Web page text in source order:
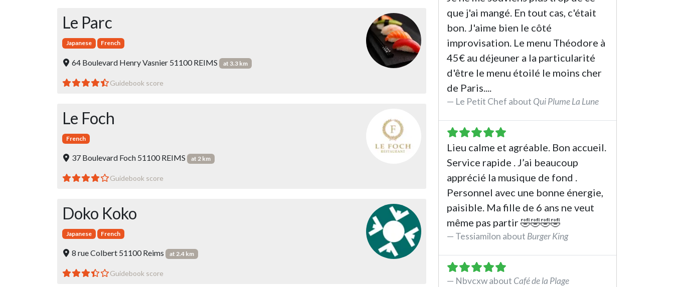
que j'ai mangé. En tout cas, c'était
bon. J'aime bien le côté
improvisation. Le menu Théodore à
45€ au déjeuner a la particularité
d'être le menu étoilé le moins cher
de Paris....
Le Petit Chef about Qui Plume La Lune
See the review
Lieu calme et agréable. Bon accueil.
Service rapide . J’ai beaucoup
apprécié la musique de fond .
Personnel avec une bonne énergie,
paisible. Ma fille de 6 ans ne veut
même pas partir 🤣🤣🤣🤣
Tessiamilon about Burger King
See the review
Nbvcxw about Café de la Plage
Le Parc
Japanese French
64 Boulevard Henry Vasnier 51100 REIMS at 3.3 km
Guidebook score
Le Foch
French
37 Boulevard Foch 51100 REIMS at 2 km
Guidebook score
Doko Koko
Japanese French
8 rue Colbert 51100 Reims at 2.4 km
Guidebook score